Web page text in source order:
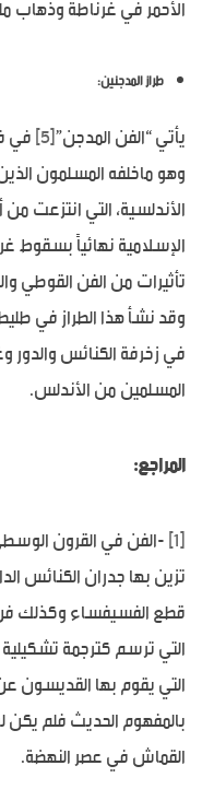
طراز المدجنين:
يأتي “الفن المدجن”[5] في
وهو ماخلفه المسلمون
الأندلسية، التي انتزعت
الإسلامية نهائياً بسقوط
تأثيرات من الفن القوطي
وقد نشأ هذا الطراز في
في زخرفة الكنائس والدور
المسلمين من الأندلس.
المراجع:
[1] -الفن في القرون
تزين بها جدران الكنائس
قطع الفسيفساء وكذلك
التي ترسم كترجمة
التي يقوم بها القديسون
بالمفهوم الحديث فلم
القماش في عصر النهضة.